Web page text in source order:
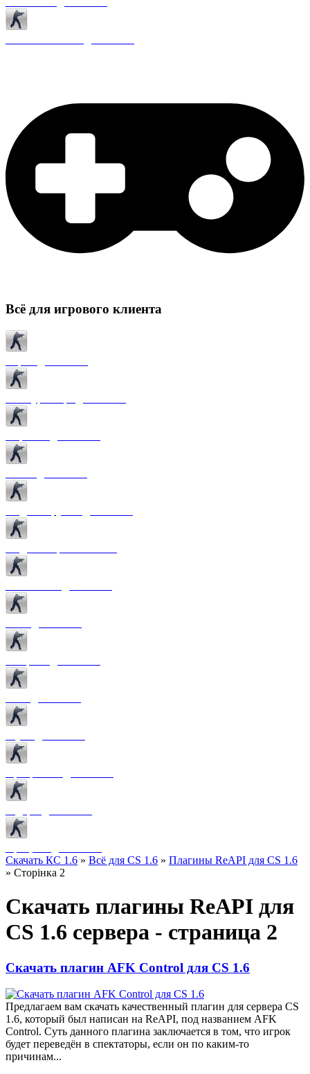
Всё для игрового клиента
Скачать КС 1.6 » Всё для CS 1.6 » Плагины ReAPI для CS 1.6
» Сторінка 2
Скачать плагины ReAPI для
CS 1.6 сервера - страница 2
Скачать плагин AFK Control для CS 1.6
Предлагаем вам скачать качественный плагин для сервера CS
1.6, который был написан на ReAPI, под названием AFK
Control. Суть данного плагина заключается в том, что игрок
будет переведён в спектаторы, если он по каким-то
причинам...